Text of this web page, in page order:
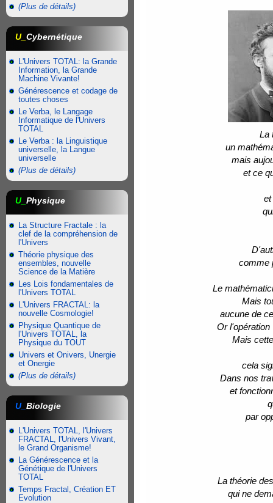
(Plus de détails)
U_ Cybernétique
L'Univers TOTAL: la Grande
Information, la Grande
Machine Vivante!
Générescence et codage de
toutes choses
Le Verba, le Langage
Informatique de l'Univers
TOTAL
Le Verba : la Linguistique
universelle, la Langue
universelle
(Plus de détails)
U_ Physique
La Structure Fractale : la
clef de la compréhension de
l'Univers
Théorie physique des
ensembles, nouvelle
Science de la Matière
Les Lois fondamentales de
l'Univers TOTAL
L'Univers FRACTAL: la
nouvelle Cosmologie!
Physique Quantique de
l'Univers TOTAL, la
Physique du TOUT
Univers et Onivers, Unergie
et Onergie
(Plus de détails)
U_ Biologie
L'Univers TOTAL, l'Univers
FRACTAL, l'Univers Vivant,
le Grand Organisme!
La Générescence et la
Génétique de l'Univers
TOTAL
Temps Fractal, Création ET
Evolution
La
un
mais
et ce
et
comme
Le
Mais
aucune de
Or l'opération
Mais
cela
Dans nos
et
par
La théorie
qui ne